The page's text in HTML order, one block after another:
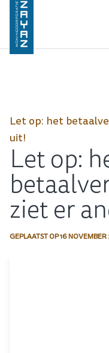
Let op: het
uit!
Let op:
ziet er
GEPLAATST OP16